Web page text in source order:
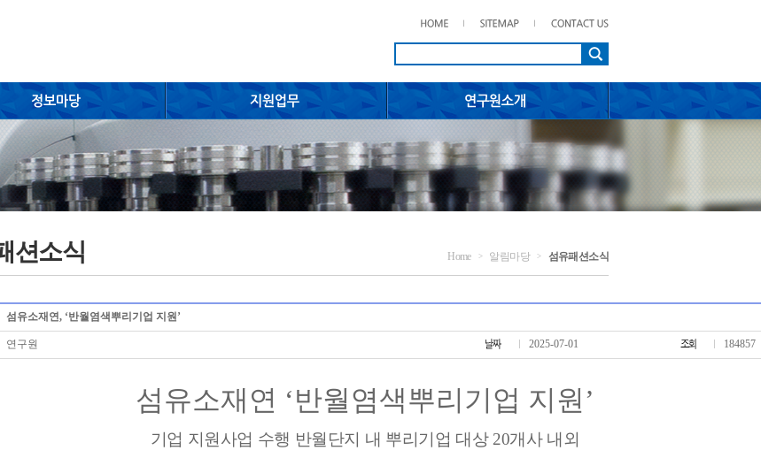
션소식 Home > 알림마당 > 섬유패션소식
섬유소재연, ‘반월염색뿌리기업 지원’
연구원 2025-07-01 184857
섬유소재연 ‘반월염색뿌리기업 지원’
기업 지원사업 수행 반월단지 내 뿌리기업 대상 20개사 내외